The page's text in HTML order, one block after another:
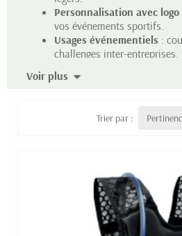
Personnalisation avec logo
vos événements sportifs.
Usages événementiels :
challenges inter-
après l’événement.
Voir plus
Trier par :